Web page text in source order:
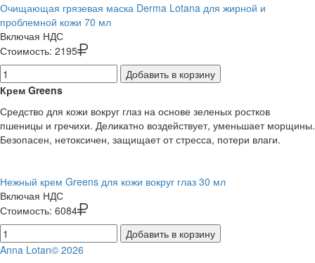
Очищающая грязевая маска Derma Lotana для жирной и
проблемной кожи 70 мл
Включая НДС
Стоимость: 2195
Добавить в корзину
Крем Greens
Средство для кожи вокруг глаз на основе зеленых ростков
пшеницы и гречихи. Деликатно воздействует, уменьшает морщины.
Безопасен, нетоксичен, защищает от стресса, потери влаги.
Нежный крем Greens для кожи вокруг глаз 30 мл
Включая НДС
Стоимость: 6084
Добавить в корзину
Anna Lotan© 2026